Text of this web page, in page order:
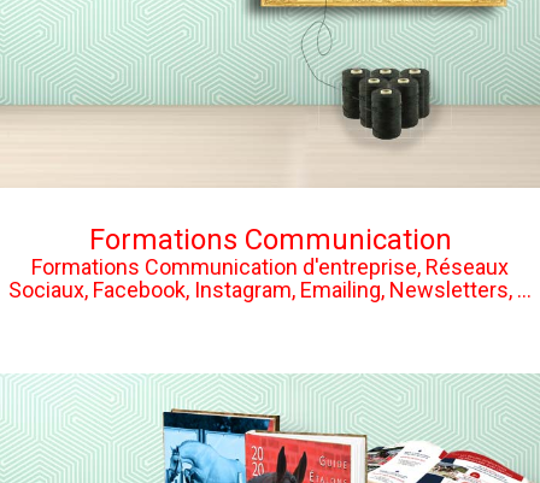
Formations Communication
Formations Communication d'entreprise, Réseaux
Sociaux, Facebook, Instagram, Emailing, Newsletters, ...